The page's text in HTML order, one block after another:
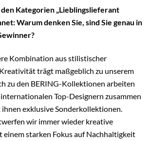
den Kategorien „Lieblingslieferant
Warum denken Sie, sind Sie genau in
Kombination aus stilistischer
trägt maßgeblich zu unserem
zu den BERING-Kollektionen arbeiten
Top-Designern zusammen
exklusive Sonderkollektionen.
wir immer wieder kreative
einem starken Fokus auf Nachhaltigkeit